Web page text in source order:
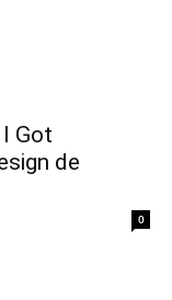
Got
de
0